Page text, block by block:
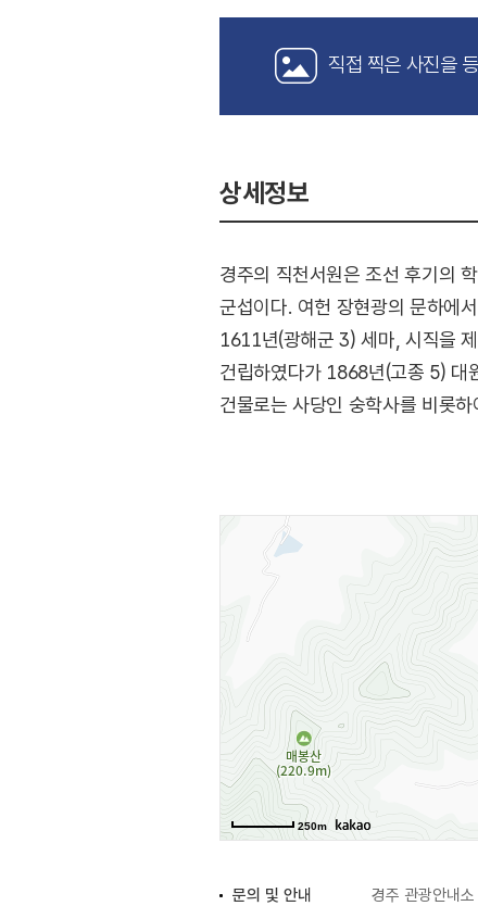
직접 찍은 사진을
상세정보
경주의 직천서원은 조선 후기의
군섭이다. 여헌 장현광의 문하에
1611년(광해군 3) 세마, 시직을
건립하였다가 1868년(고종 5) 대
건물로는 사당인 숭학사를 비롯
250m
문의 및 안내 경주 관광안내